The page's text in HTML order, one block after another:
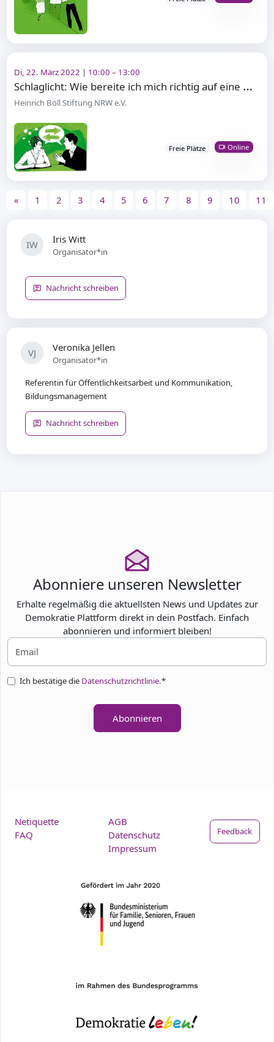
Di, 22. März 2022 | 10:00 – 13:00
S
chlaglicht: Wie bereite ich mich richtig auf eine erfolgreiche Verhandlung vor?
Heinrich Böll Stiftung NRW e.V.
Freie Plätze Online
« 1 2 3 4 5 6 7 8 9 10 11
IW Iris Witt
Organisator*in
Nachricht schreiben
VJ Veronika Jellen
Organisator*in
Referentin für Öffentlichkeitsarbeit und Kommunikation,
Bildungsmanagement
Nachricht schreiben
Abonniere unseren Newsletter
Erhalte regelmäßig die aktuellsten News und Updates zur
Demokratie Plattform direkt in dein Postfach. Einfach
abonnieren und informiert bleiben!
Ich bestätige die Datenschutzrichtlinie.*
Abonnieren
Netiquette
FAQ
AGB
Datenschutz
Impressum
Feedback